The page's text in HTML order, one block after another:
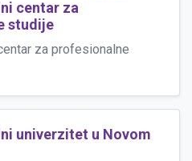
centar za
studije
za profesionalne
univerzitet u Novom